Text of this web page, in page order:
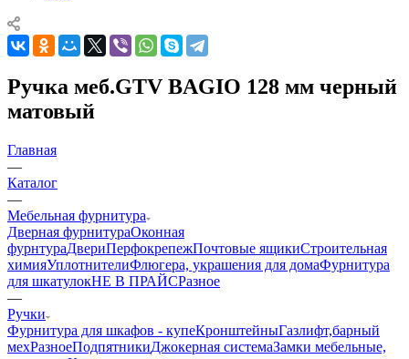
Ручка меб.GTV BAGIO 128 мм черный
матовый
Главная
—
Каталог
—
Мебельная фурнитура
Дверная фурнитураОконная
фурнтураДвериПерфокрепежПочтовые ящикиСтроительная
химияУплотнителиФлюгера, украшения для домаФурнитура
для шкатулокНЕ В ПРАЙСРазное
—
Ручки
Фурнитура для шкафов - купеКронштейныГазлифт,барный
мехРазноеПодпятникиДжокерная системаЗамки мебельные,